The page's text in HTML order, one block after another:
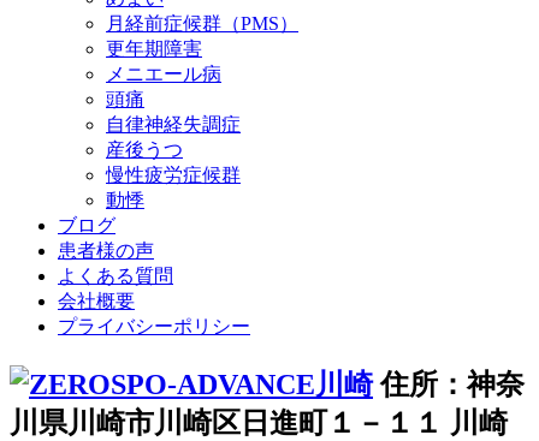
月経前症候群（PMS）
更年期障害
メニエール病
頭痛
自律神経失調症
産後うつ
慢性疲労症候群
動悸
ブログ
患者様の声
よくある質問
会社概要
プライバシーポリシー
住所：神奈
川県川崎市川崎区日進町１－１１ 川崎